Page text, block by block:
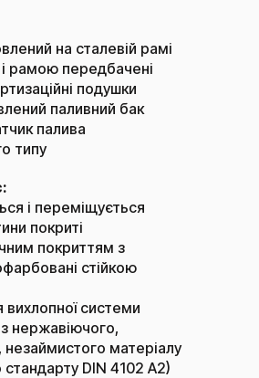
на сталевій рамі
рамою передбачені
подушки
паливний бак
палива
типу
і переміщується
покриті
покриттям з
стійкою
вихлопної системи
з нержавіючого,
незаймистого матеріалу
стандарту DIN 4102 А2)